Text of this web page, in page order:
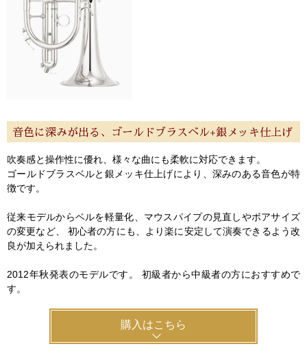
音色に深みが出る、ゴールドブラスベル+銀メッキ仕上げ
吹奏感と操作性に優れ、様々な曲にも柔軟に対応できます。
ゴールドブラスベルと銀メッキ仕上げにより、深みのある音色が特
徴です。
従来モデルからベルを軽量化、マウスパイプの見直しやボアサイズ
の変更など、 初心者の方にも、より楽に安定して演奏できるよう改
良が加えられました。
2012年秋発表のモデルです。 初級者から中級者の方におすすめで
す。
購入はこちら